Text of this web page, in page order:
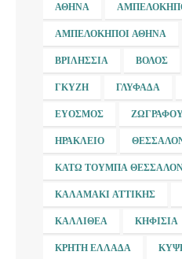
ΑΘΉΝΑ
ΑΜΠΕΛΌΚΗΠΟΙ ΑΘΉΝΑ
ΒΡΙΛΉΣΣΙΑ ΒΌΛΟΣ
ΓΚΎΖΗ ΓΛΥΦΆΔΑ
ΕΎΟΣΜΟΣ
ΗΡΆΚΛΕΙΟ
ΚΆΤΩ ΤΟΎΜΠΑ
ΚΑΛΑΜΆΚΙ ΑΤΤΙΚΉΣ
ΚΑΛΛΙΘΈΑ ΚΗΦΙΣΙΆ
ΚΡΉΤΗ ΕΛΛΆΔΑ